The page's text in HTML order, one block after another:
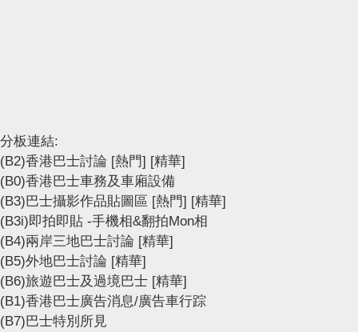
分板連結:
(B2)香港巴士討論 [熱門] [精華]
(B0)香港巴士車務及車廂設備
(B3)巴士攝影作品貼圖區 [熱門] [精華]
(B3i)即拍即貼 -手機相&翻拍Mon相
(B4)兩岸三地巴士討論 [精華]
(B5)外地巴士討論 [精華]
(B6)旅遊巴士及過境巴士 [精華]
(B1)香港巴士廣告消息/廣告車行踪
(B7)巴士特別所見